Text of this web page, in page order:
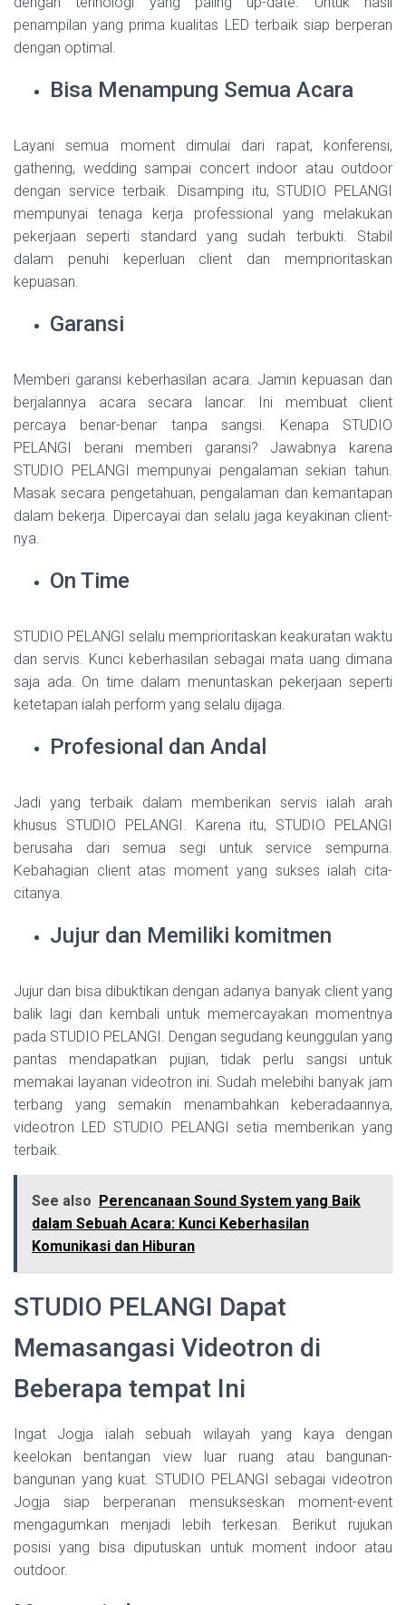
penampilan yang prima kualitas LED terbaik siap berperan
dengan optimal.
Bisa Menampung Semua Acara
Layani semua moment dimulai dari rapat, konferensi,
gathering, wedding sampai concert indoor atau outdoor
dengan service terbaik. Disamping itu, STUDIO PELANGI
mempunyai tenaga kerja professional yang melakukan
pekerjaan seperti standard yang sudah terbukti. Stabil
dalam penuhi keperluan client dan memprioritaskan
kepuasan.
Garansi
Memberi garansi keberhasilan acara. Jamin kepuasan dan
berjalannya acara secara lancar. Ini membuat client
percaya benar-benar tanpa sangsi. Kenapa STUDIO
PELANGI berani memberi garansi? Jawabnya karena
STUDIO PELANGI mempunyai pengalaman sekian tahun.
Masak secara pengetahuan, pengalaman dan kemantapan
dalam bekerja. Dipercayai dan selalu jaga keyakinan client-
nya.
On Time
STUDIO PELANGI selalu memprioritaskan keakuratan waktu
dan servis. Kunci keberhasilan sebagai mata uang dimana
saja ada. On time dalam menuntaskan pekerjaan seperti
ketetapan ialah perform yang selalu dijaga.
Profesional dan Andal
Jadi yang terbaik dalam memberikan servis ialah arah
khusus STUDIO PELANGI. Karena itu, STUDIO PELANGI
berusaha dari semua segi untuk service sempurna.
Kebahagian client atas moment yang sukses ialah cita-
citanya.
Jujur dan Memiliki komitmen
Jujur dan bisa dibuktikan dengan adanya banyak client yang
balik lagi dan kembali untuk memercayakan momentnya
pada STUDIO PELANGI. Dengan segudang keunggulan yang
pantas mendapatkan pujian, tidak perlu sangsi untuk
memakai layanan videotron ini. Sudah melebihi banyak jam
terbang yang semakin menambahkan keberadaannya,
videotron LED STUDIO PELANGI setia memberikan yang
terbaik.
See also Perencanaan Sound System yang Baik
dalam Sebuah Acara: Kunci Keberhasilan
Komunikasi dan Hiburan
STUDIO PELANGI Dapat
Memasangasi Videotron di
Beberapa tempat Ini
Ingat Jogja ialah sebuah wilayah yang kaya dengan
keelokan bentangan view luar ruang atau bangunan-
bangunan yang kuat. STUDIO PELANGI sebagai videotron
Jogja siap berperanan mensukseskan moment-event
mengagumkan menjadi lebih terkesan. Berikut rujukan
posisi yang bisa diputuskan untuk moment indoor atau
outdoor.